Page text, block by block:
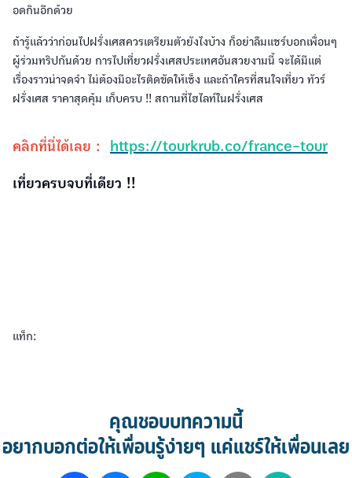
อดกินอีกด้วย
ถ้ารู้แล้วว่าก่อนไปฝรั่งเศสควรเตรียมตัวยังไงบ้าง ก็อย่าลืมแชร์บอกเพื่อนๆ
ผู้ร่วมทริปกันด้วย การไปเที่ยวฝรั่งเศสประเทศอันสวยงามนี้ จะได้มีแต่
เรื่องราวน่าจดจำ ไม่ต้องมีอะไรติดขัดให้เซ็ง และถ้าใครที่สนใจเที่ยว ทัวร์
ฝรั่งเศส ราคาสุดคุ้ม เก็บครบ !! สถานที่ไฮไลท์ในฝรั่งเศส
คลิกที่นี่ได้เลย : https://tourkrub.co/france-tour
เที่ยวครบจบที่เดียว !!
แท็ก:
คุณชอบบทความนี้
อยากบอกต่อให้เพื่อนรู้ง่ายๆ แค่แชร์ให้เพื่อนเลย